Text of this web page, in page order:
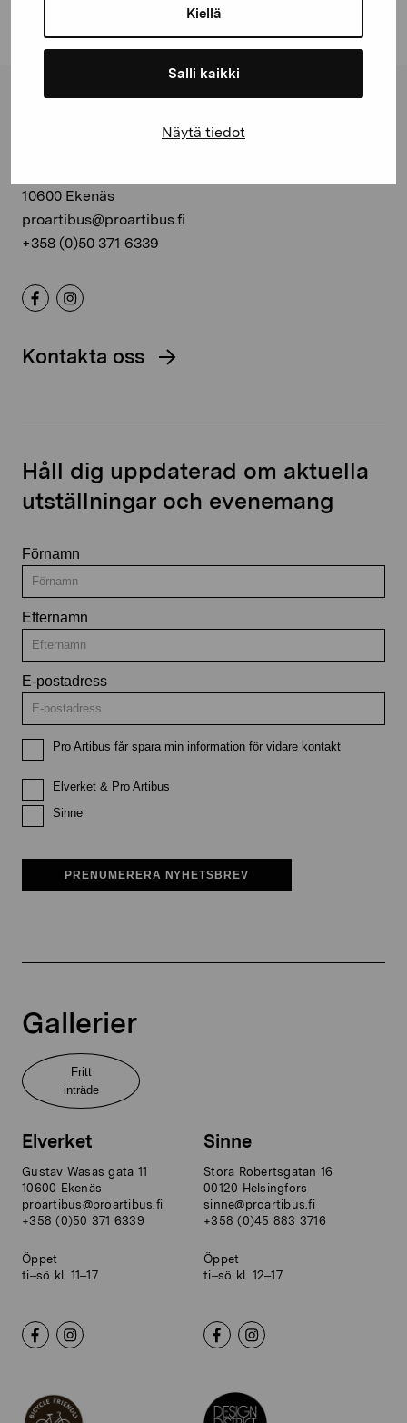
Kiellä
Salli kaikki
Näytä tiedot
10600 Ekenäs
proartibus@proartibus.fi
+358 (0)50 371 6339
Kontakta oss
Håll dig uppdaterad om aktuella
utställningar och evenemang
Förnamn
Efternamn
E-postadress
Pro Artibus får spara min information för vidare kontakt
Elverket & Pro Artibus
Sinne
PRENUMERERA NYHETSBREV
Gallerier
Fritt
inträde
Elverket
Gustav Wasas gata 11
10600 Ekenäs
proartibus@proartibus.fi
+358 (0)50 371 6339
Öppet
ti–sö kl. 11–17
Sinne
Stora Robertsgatan 16
00120 Helsingfors
sinne@proartibus.fi
+358 (0)45 883 3716
Öppet
ti–sö kl. 12–17